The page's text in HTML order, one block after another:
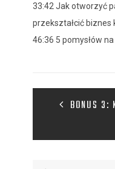
33:42 Jak otworzyć
przekształcić biznes
46:36 5 pomysłów na
BONUS